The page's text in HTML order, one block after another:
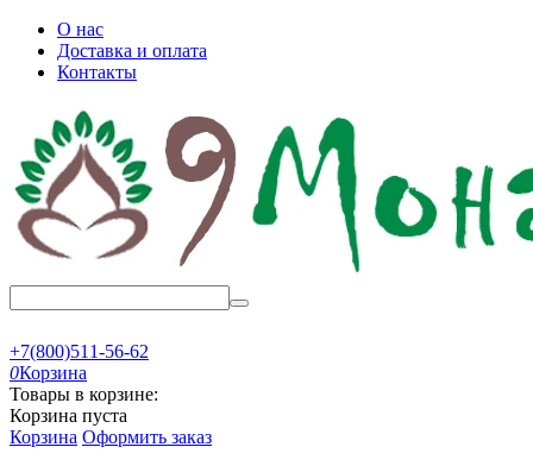
О нас
Доставка и оплата
Контакты
+7(800)511-56-62
0Корзина
Товары в корзине:
Корзина пуста
Корзина Оформить заказ